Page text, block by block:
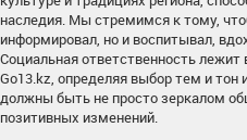
наследия. Мы стремимся к тому,
информировал, но и воспитывал,
Социальная ответственность лежит
Go13.kz, определяя выбор тем и
должны быть не просто зеркалом
позитивных изменений.